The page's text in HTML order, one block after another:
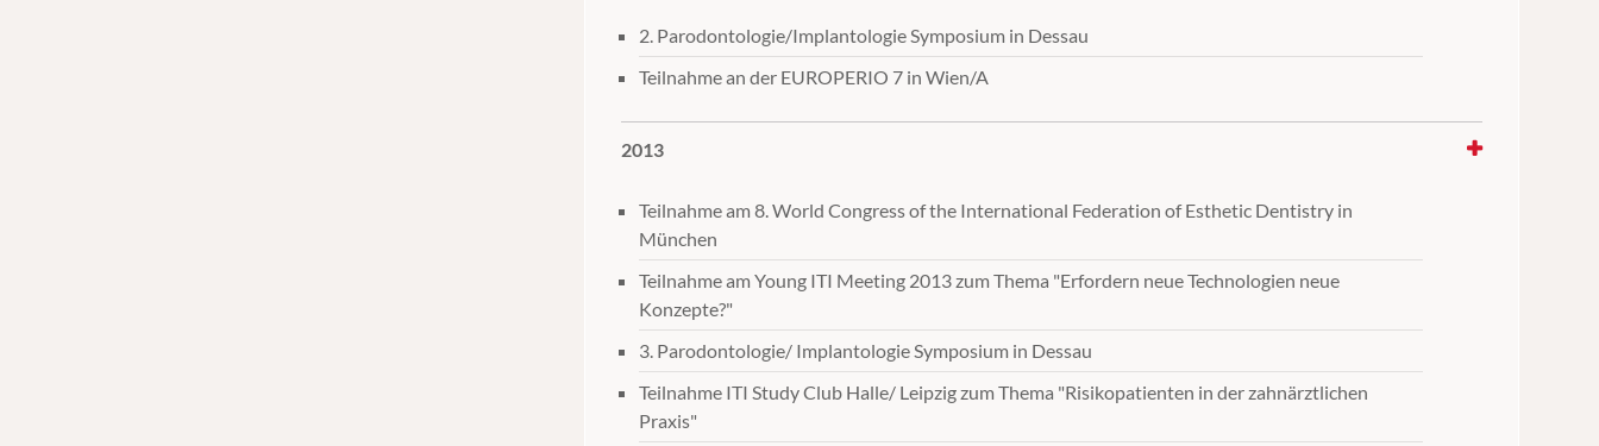
2. Parodontologie/Implantologie Symposium in Dessau
Teilnahme an der EUROPERIO 7 in Wien/A
2013
Teilnahme am 8. World Congress of the International Federation of Esthetic Dentistry in
München
Teilnahme am Young ITI Meeting 2013 zum Thema "Erfordern neue Technologien neue
Konzepte?"
3. Parodontologie/ Implantologie Symposium in Dessau
Teilnahme ITI Study Club Halle/ Leipzig zum Thema "Risikopatienten in der zahnärztlichen
Praxis"